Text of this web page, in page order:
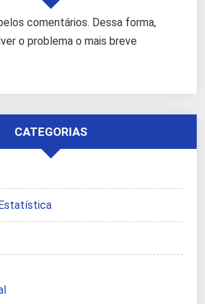
comentários. Dessa forma,
o problema o mais breve
CATEGORIAS